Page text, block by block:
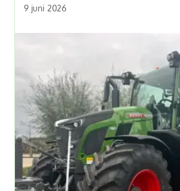
9 juni 2026